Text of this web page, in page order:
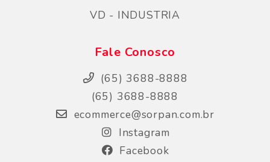
VD - INDUSTRIA
Fale Conosco
(65) 3688-8888
(65) 3688-8888
ecommerce@sorpan.com.br
Instagram
Facebook